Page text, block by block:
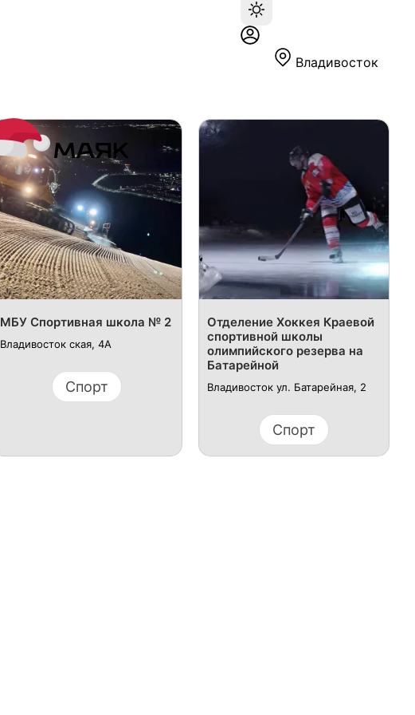
Владивосток
МБУ Спортивная школа № 2
Владивосток ская, 4А
Спорт
Отделение Хоккея Краевой
спортивной школы
олимпийского резерва на
Батарейной
Владивосток ​ул. Батарейная, 2
Спорт